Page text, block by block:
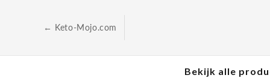
← Keto-Mojo.com
Bekijk alle